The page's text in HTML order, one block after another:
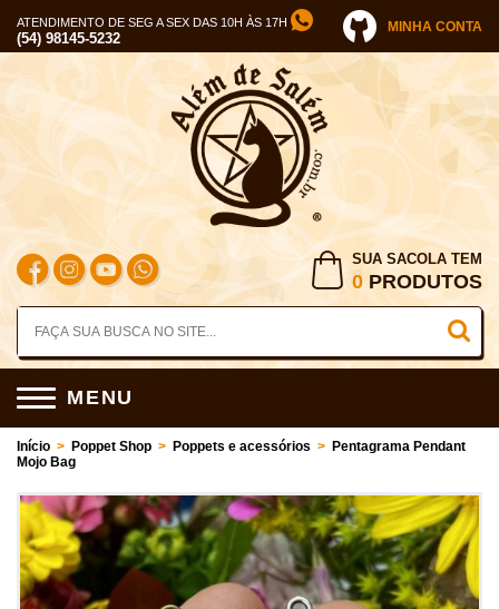
ATENDIMENTO DE SEG A SEX DAS 10H ÀS 17H
(54) 98145-5232
MINHA CONTA
SUA SACOLA TEM
0 PRODUTOS
MENU
Início > Poppet Shop > Poppets e acessórios > Pentagrama Pendant
Mojo Bag